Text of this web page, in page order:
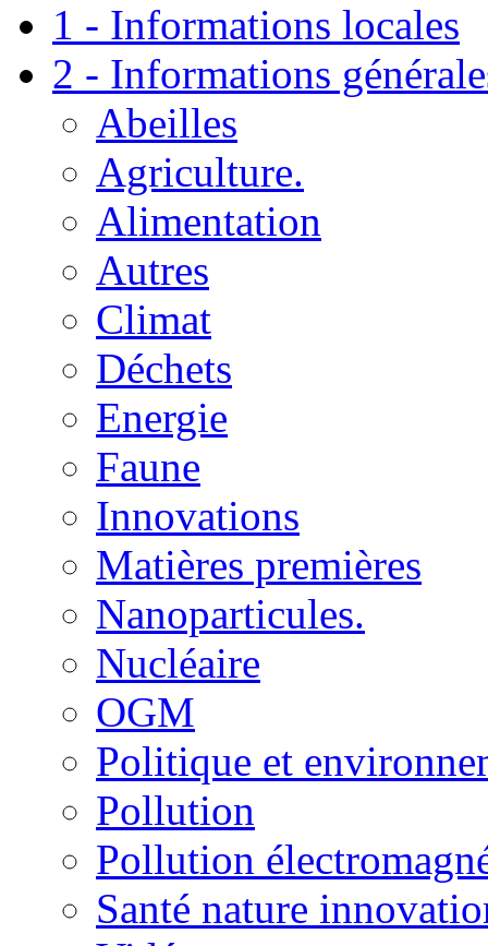
1 - Informations locales
2 - Informations
Abeilles
Agriculture.
Alimentation
Autres
Climat
Déchets
Energie
Faune
Innovations
Matières premières
Nanoparticules.
Nucléaire
OGM
Politique et
Pollution
Pollution
Santé nature